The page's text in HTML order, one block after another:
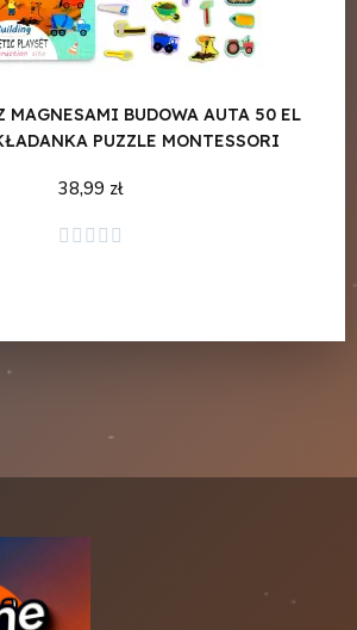
MAGNESAMI BUDOWA AUTA 50 EL
PUZZLE MONTESSORI
38,99 zł
    
Dodaj do koszyka